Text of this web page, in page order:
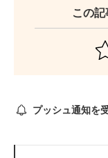
この
プッシュ通知を